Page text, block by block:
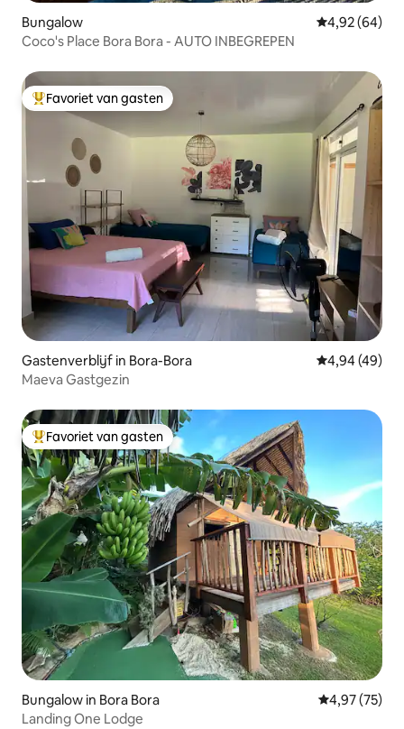
Bungalow Gemiddelde
4,92 (64)
Coco's Place Bora Bora - AUTO INBEGREPEN
Topfavoriet van gasten
Favoriet van gasten
Gastenverblijf in Bora-Bora Gemiddelde
4,94 (49)
Maeva Gastgezin
Topfavoriet van gasten
Favoriet van gasten
Bungalow in Bora Bora Gemiddelde
4,97 (75)
Landing One Lodge